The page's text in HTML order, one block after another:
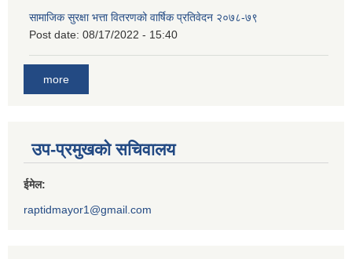
सामाजिक सुरक्षा भत्ता वितरणको वार्षिक प्रतिवेदन २०७८-७९
Post date: 08/17/2022 - 15:40
more
उप-प्रमुखको सचिवालय
ईमेल:
raptidmayor1@gmail.com